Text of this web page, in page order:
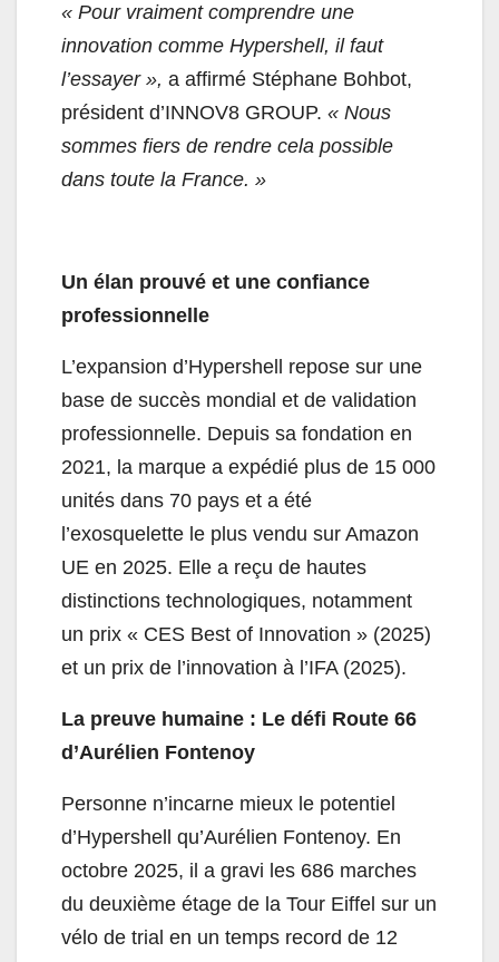
« Pour vraiment comprendre une
innovation comme Hypershell, il faut
l’essayer », a affirmé Stéphane Bohbot,
président d’INNOV8 GROUP. « Nous
sommes fiers de rendre cela possible
dans toute la France. »
Un élan prouvé et une confiance
professionnelle
L’expansion d’Hypershell repose sur une
base de succès mondial et de validation
professionnelle. Depuis sa fondation en
2021, la marque a expédié plus de 15 000
unités dans 70 pays et a été
l’exosquelette le plus vendu sur Amazon
UE en 2025. Elle a reçu de hautes
distinctions technologiques, notamment
un prix « CES Best of Innovation » (2025)
et un prix de l’innovation à l’IFA (2025).
La preuve humaine : Le défi Route 66
d’Aurélien Fontenoy
Personne n’incarne mieux le potentiel
d’Hypershell qu’Aurélien Fontenoy. En
octobre 2025, il a gravi les 686 marches
du deuxième étage de la Tour Eiffel sur un
vélo de trial en un temps record de 12